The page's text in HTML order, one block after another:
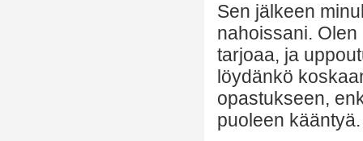
Sen jälkeen
nahoissani.
tarjoaa, ja
löydänkö
opastukseen,
puoleen kääntyä.